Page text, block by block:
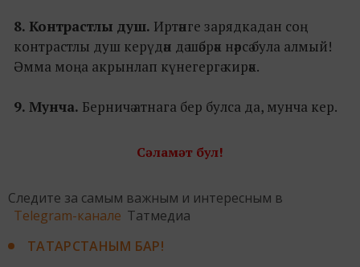
8. Контрастлы душ. Иртәнге зарядкадан соң
контрастлы душ керүдән дә шәбрәк нәрсә була алмый!
Әмма моңа акрынлап күнегергә кирәк.
9. Мунча. Берничә атнага бер булса да, мунча кер.
Сәламәт бул!
Следите за самым важным и интересным в
Telegram-канале Татмедиа
ТАТАРСТАНЫМ БАР!